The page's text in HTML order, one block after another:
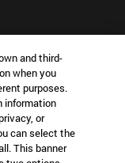
and third-
when you
purposes.
information
or
can select the
This banner